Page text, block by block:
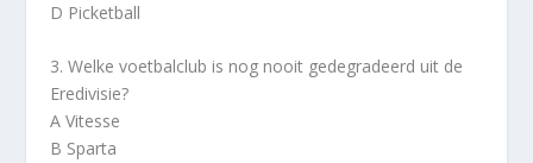
D Picketball
3. Welke voetbalclub is nog nooit gedegradeerd uit de
Eredivisie?
A Vitesse
B Sparta